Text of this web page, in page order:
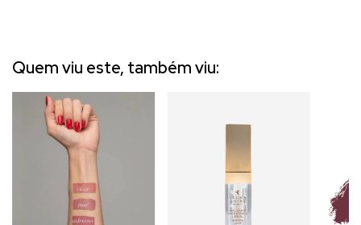
Quem viu este, também viu: